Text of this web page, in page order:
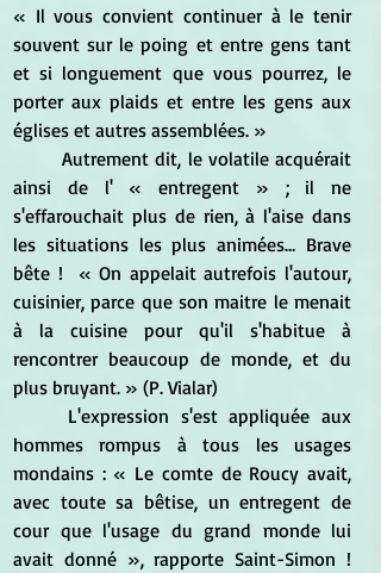
« Il vous convient continuer à le tenir
souvent sur le poing et entre gens tant
et si longuement que vous pourrez, le
porter aux plaids et entre les gens aux
églises et autres assemblées. »
	Autrement dit, le volatile acquérait
ainsi de l' « entregent » ; il ne
s'effarouchait plus de rien, à l'aise dans
les situations les plus animées… Brave
bête !  « On appelait autrefois l'autour,
cuisinier, parce que son maitre le menait
à la cuisine pour qu'il s'habitue à
rencontrer beaucoup de monde, et du
plus bruyant. » (P. Vialar)
hommes rompus à tous les usages
mondains : « Le comte de Roucy avait,
avec toute sa bêtise, un entregent de
cour que l'usage du grand monde lui
avait donné », rapporte Saint-Simon !